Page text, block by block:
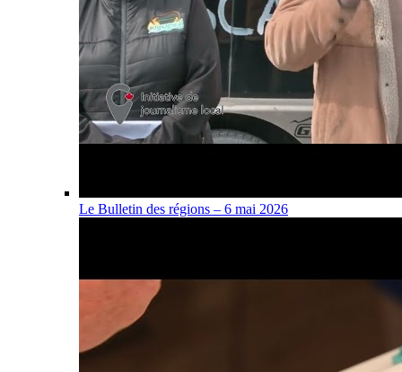
Le Bulletin des régions – 6 mai 2026